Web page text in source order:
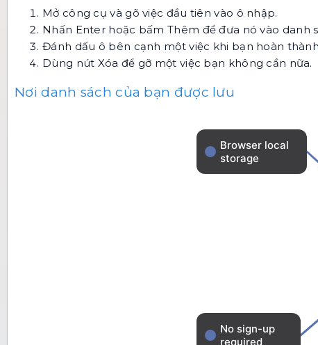
Mở công cụ và gõ việc đầu tiên vào ô nhập.
Nhấn Enter hoặc bấm Thêm để đưa nó vào danh
Đánh dấu ô bên cạnh một việc khi bạn hoàn
Dùng nút Xóa để gỡ một việc bạn không cần nữa.
Nơi danh sách của bạn được lưu